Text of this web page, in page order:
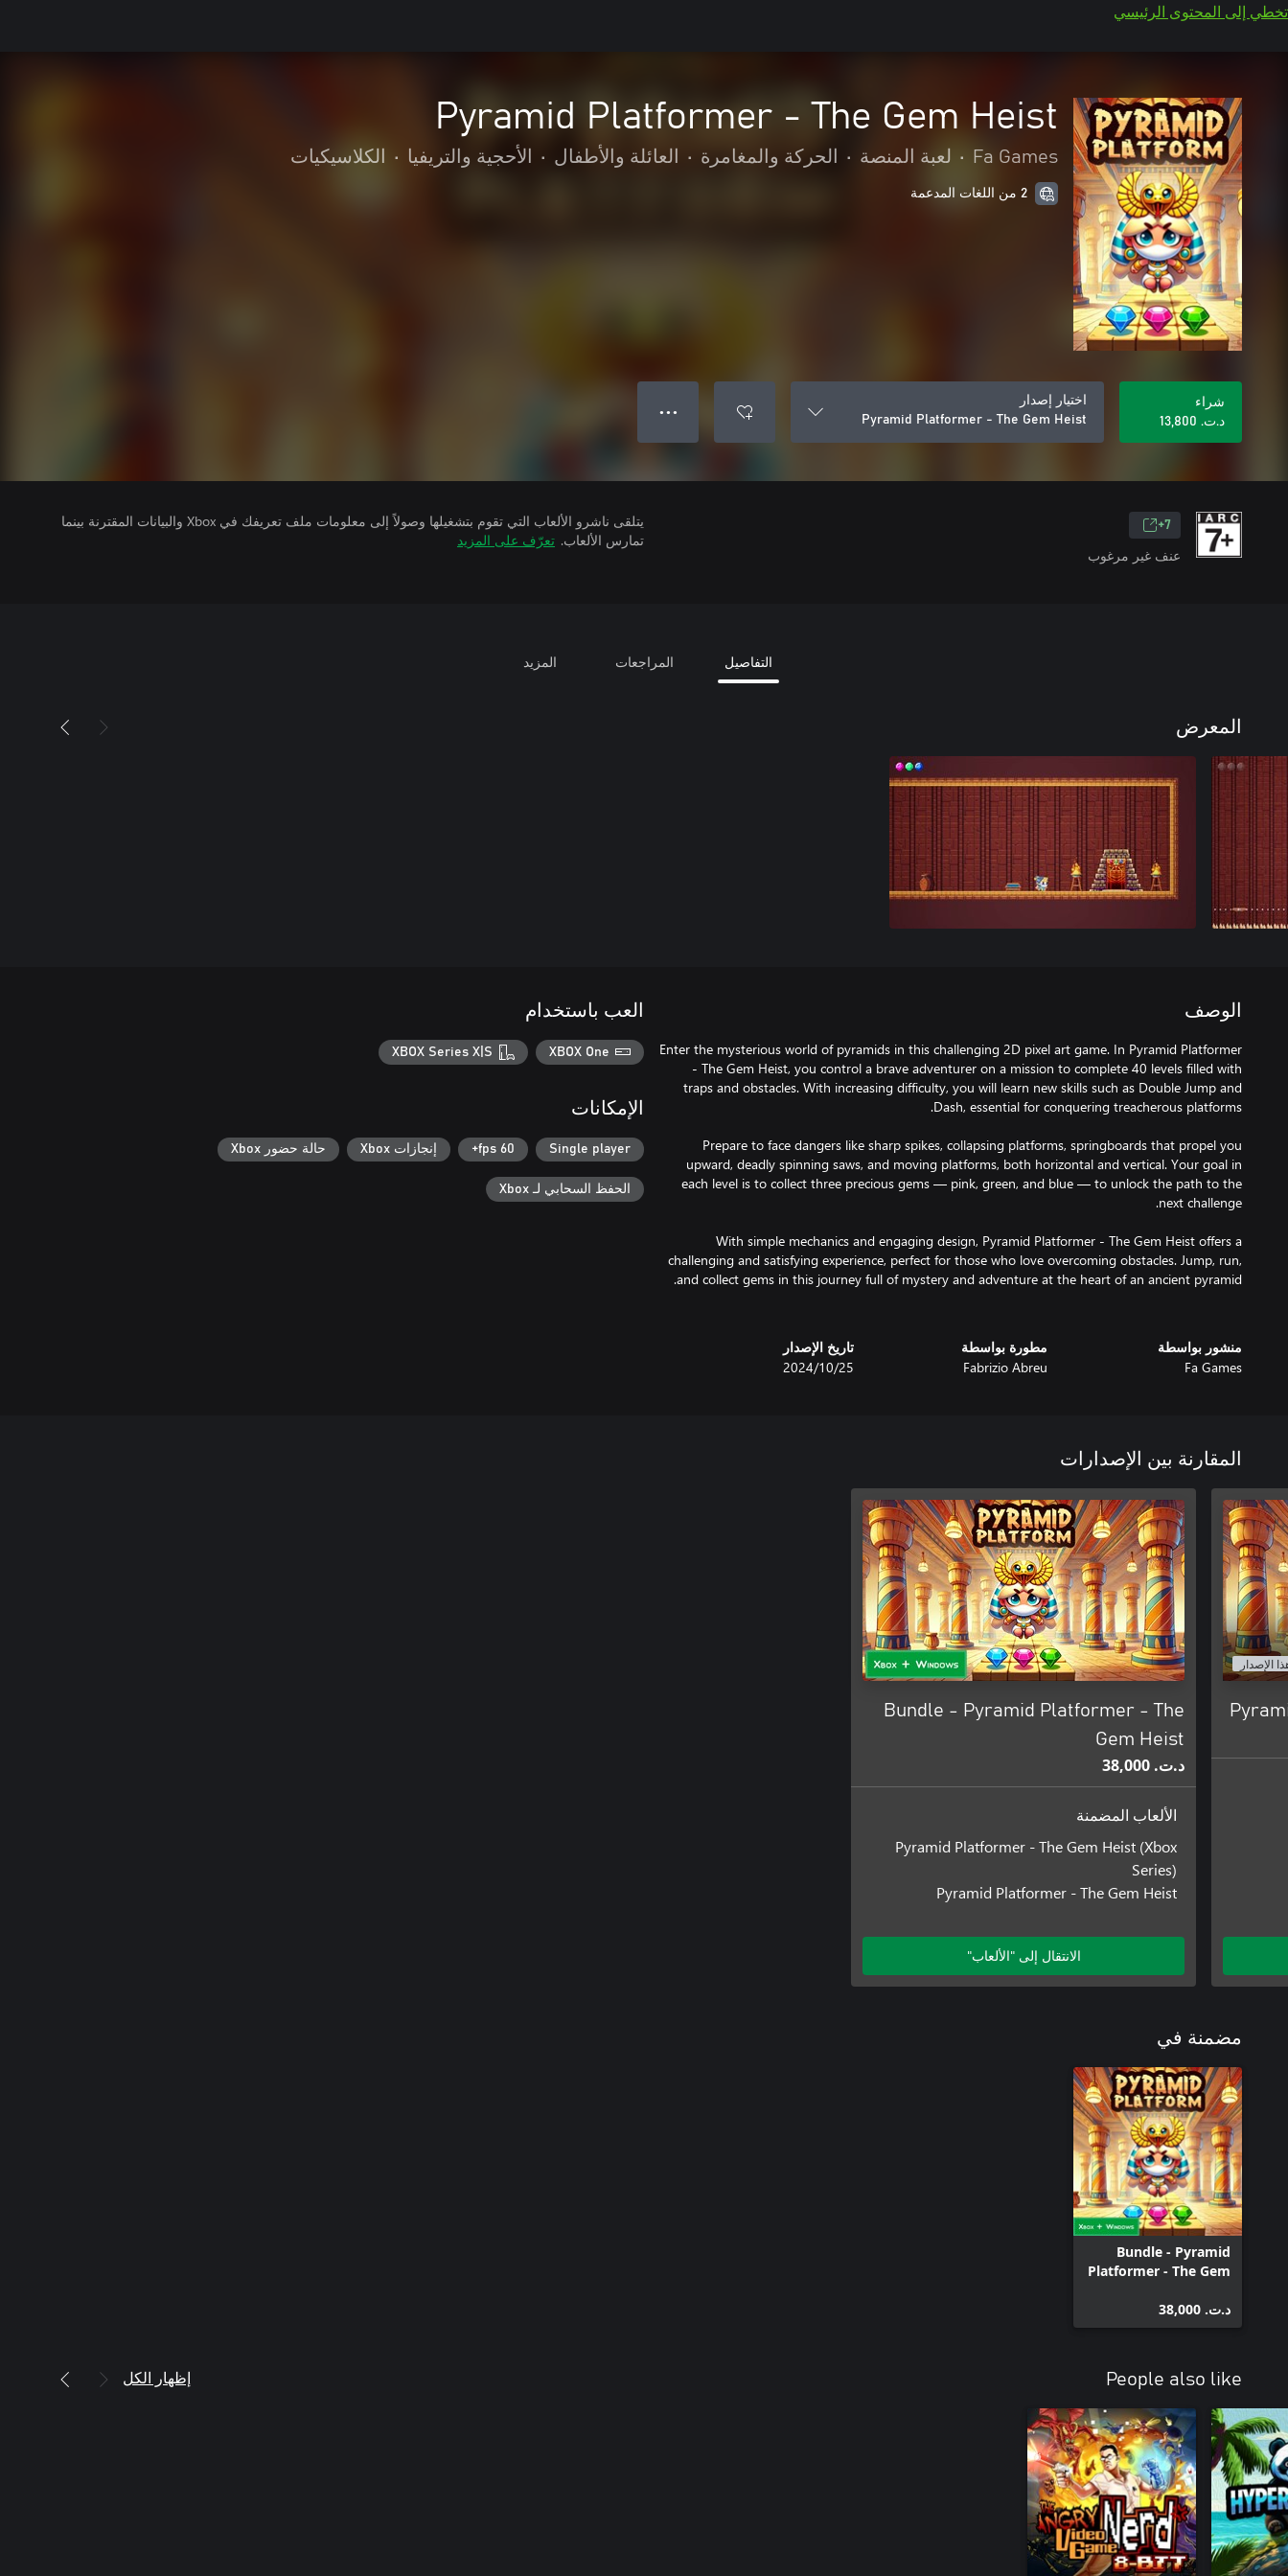
تخطي إلى المحتوى الرئيسي
Pyramid Platformer - The Gem Heist
Fa Games
• لعبة المنصة • الحركة والمغامرة • العائلة والأطفال • الأحجية والتريفيا • الكلاسيكيات
2 من اللغات المدعمة
شراء
د.ت.‏ 13,800
اختيار إصدار
Pyramid Platformer - The Gem Heist
● ● ●
7+
عنف غير مرغوب
يتلقى ناشرو الألعاب التي تقوم بتشغيلها وصولاً إلى معلومات ملف تعريفك في Xbox والبيانات المقترنة بينما
تمارس الألعاب. تعرّف على المزيد
التفاصيل المراجعات المزيد
المعرض
الوصف
Enter the mysterious world of pyramids in this challenging 2D pixel art game. In Pyramid Platformer
- The Gem Heist, you control a brave adventurer on a mission to complete 40 levels filled with
traps and obstacles. With increasing difficulty, you will learn new skills such as Double Jump and
Prepare to face dangers like sharp spikes, collapsing platforms, springboards that propel you
upward, deadly spinning saws, and moving platforms, both horizontal and vertical. Your goal in
each level is to collect three precious gems — pink, green, and blue — to unlock the path to the
With simple mechanics and engaging design, Pyramid Platformer - The Gem Heist offers a
challenging and satisfying experience, perfect for those who love overcoming obstacles. Jump, run,
منشور بواسطة
Fa Games
مطورة بواسطة
Fabrizio Abreu
تاريخ الإصدار
25‏/10‏/2024
العب باستخدام
XBOX One
XBOX Series X|S
الإمكانات
Single player
60 fps+ إنجازات Xbox حالة حضور Xbox
الحفظ السحابي لـ Xbox
المقارنة بين الإصدارات
الإصدار
Bundle - Pyramid Platformer - The
Gem Heist
د.ت.‏ 38,000
الألعاب المضمنة
Pyramid Platformer - The Gem Heist (Xbox
Series)
Pyramid Platformer - The Gem Heist
الانتقال إلى "الألعاب"
مضمنة في
Bundle - Pyramid
Platformer - The Gem
د.ت.‏ 38,000
People also like إظهار الكل